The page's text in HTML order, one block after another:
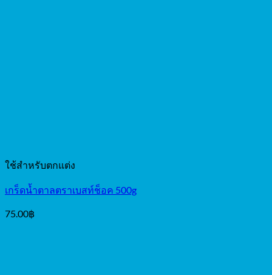
ใช้สำหรับตกแต่ง
เกร็ดน้ำตาลตราเบสท์ช็อค 500g
75.00฿